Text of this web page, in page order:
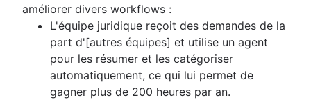
améliorer divers workflows :
L'équipe juridique reçoit des demandes de la
part d'[autres équipes] et utilise un agent
pour les résumer et les catégoriser
automatiquement, ce qui lui permet de
gagner plus de 200 heures par an.